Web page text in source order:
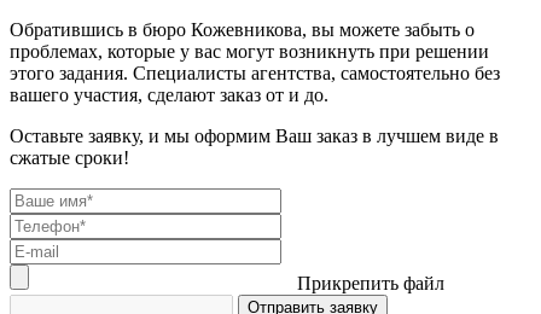
Обратившись в бюро Кожевникова, вы можете забыть о
проблемах, которые у вас могут возникнуть при решении
этого задания. Специалисты агентства, самостоятельно без
вашего участия, сделают заказ от и до.
Оставьте заявку, и мы оформим Ваш заказ в лучшем виде в
сжатые сроки!
Прикрепить файл